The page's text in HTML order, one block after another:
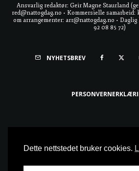
Ansvarlig redaktør: Geir Magne Staurland
red@nattogdag.no • Kommersielle samarbeid:
om arrangementer: arr@nattogdag.no •
92 08 85 72)
NYHETSBREV
Alle rettigheter reservert • Copyright
Dette nettstedet bruker cookies.